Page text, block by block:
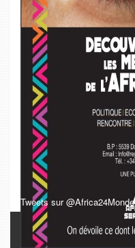
Tweets sur @Africa24Monde